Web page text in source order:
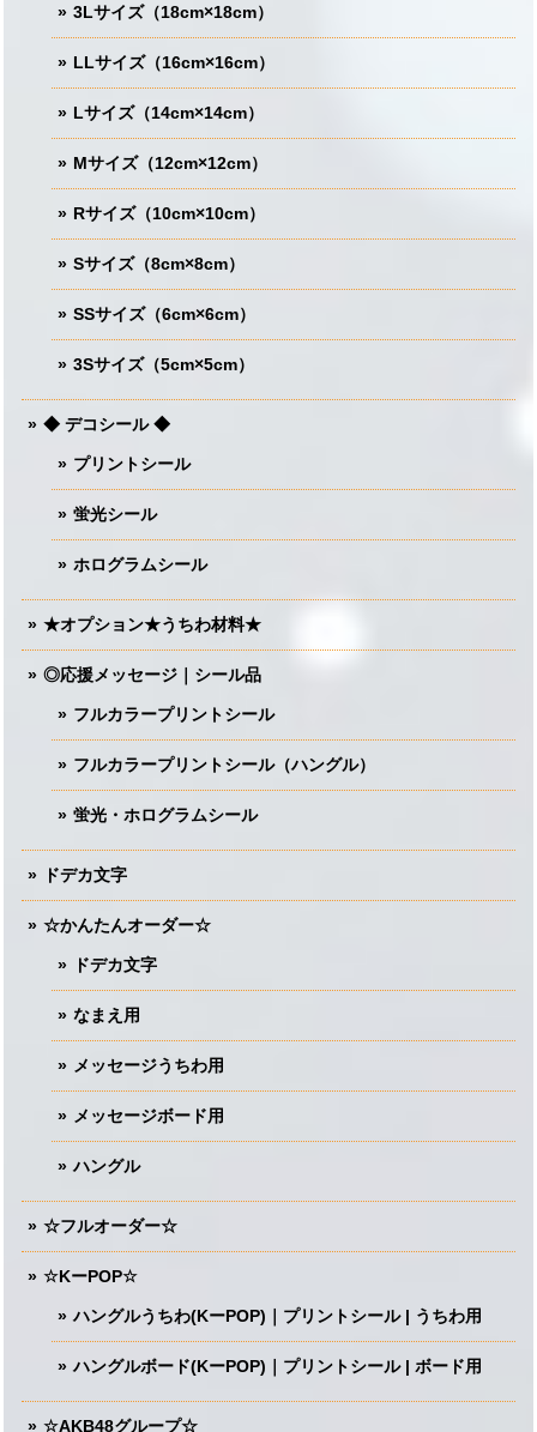
3Lサイズ（18cm×18cm）
LLサイズ（16cm×16cm）
Lサイズ（14cm×14cm）
Mサイズ（12cm×12cm）
Rサイズ（10cm×10cm）
Sサイズ（8cm×8cm）
SSサイズ（6cm×6cm）
3Sサイズ（5cm×5cm）
◆ デコシール ◆
プリントシール
蛍光シール
ホログラムシール
★オプション★うちわ材料★
◎応援メッセージ｜シール品
フルカラープリントシール
フルカラープリントシール（ハングル）
蛍光・ホログラムシール
ドデカ文字
☆かんたんオーダー☆
ドデカ文字
なまえ用
メッセージうちわ用
メッセージボード用
ハングル
☆フルオーダー☆
☆KーPOP☆
ハングルうちわ(KーPOP)｜プリントシール | うちわ用
ハングルボード(KーPOP)｜プリントシール | ボード用
☆AKB48グループ☆